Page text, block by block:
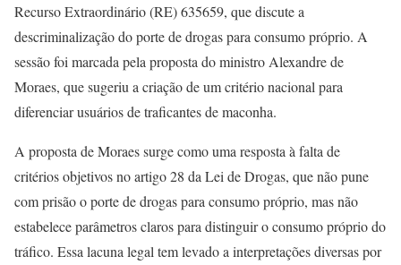
Recurso Extraordinário (RE) 635659, que discute a
descriminalização do porte de drogas para consumo próprio. A
sessão foi marcada pela proposta do ministro Alexandre de
Moraes, que sugeriu a criação de um critério nacional para
diferenciar usuários de traficantes de maconha.
A proposta de Moraes surge como uma resposta à falta de
critérios objetivos no artigo 28 da Lei de Drogas, que não pune
com prisão o porte de drogas para consumo próprio, mas não
estabelece parâmetros claros para distinguir o consumo próprio do
tráfico. Essa lacuna legal tem levado a interpretações diversas por